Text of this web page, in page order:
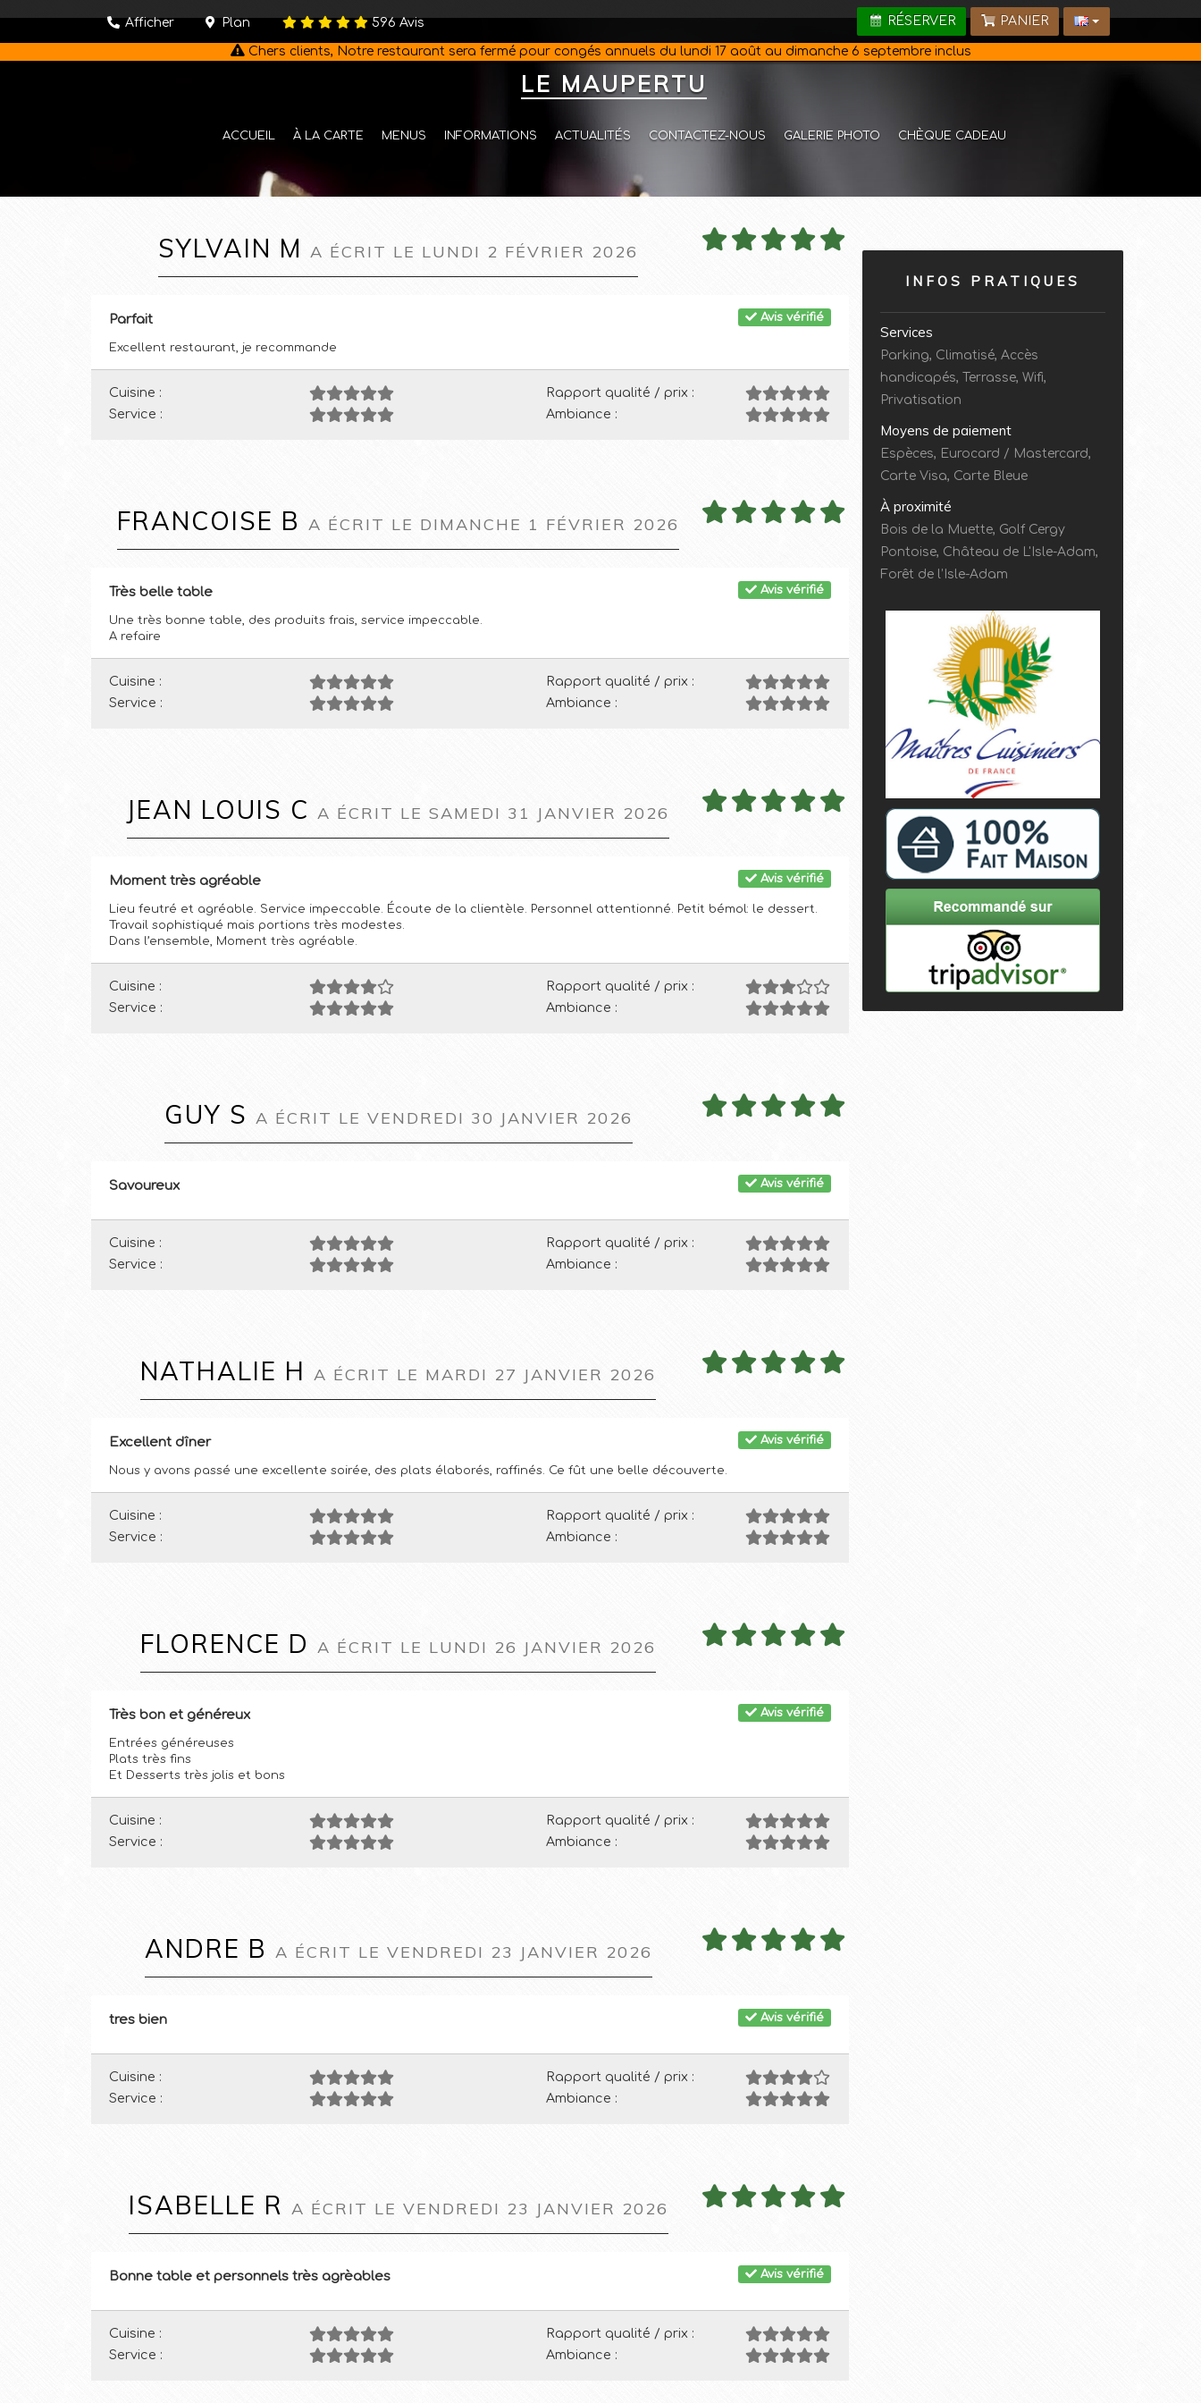
PANIER
RÉSERVER
Afficher Plan 596 Avis
Chers clients, Notre restaurant sera fermé pour congés annuels du lundi 17 août au dimanche 6 septembre inclus
LE MAUPERTU
ACCUEIL À LA CARTE MENUS INFORMATIONS ACTUALITÉS CONTACTEZ-NOUS GALERIE PHOTO CHÈQUE CADEAU
SYLVAIN M A ÉCRIT LE LUNDI 2 FÉVRIER 2026
Avis vérifié
Parfait
Excellent restaurant, je recommande
Cuisine :
Rapport qualité / prix :
Service :
Ambiance :
FRANCOISE B A ÉCRIT LE DIMANCHE 1 FÉVRIER 2026
Avis vérifié
Très belle table
Une très bonne table, des produits frais, service impeccable.
A refaire
Cuisine :
Rapport qualité / prix :
Service :
Ambiance :
JEAN LOUIS C A ÉCRIT LE SAMEDI 31 JANVIER 2026
Avis vérifié
Moment très agréable
Lieu feutré et agréable. Service impeccable. Écoute de la clientèle. Personnel attentionné. Petit bémol: le dessert.
Travail sophistiqué mais portions très modestes.
Dans l’ensemble, Moment très agréable.
Cuisine :
Rapport qualité / prix :
Service :
Ambiance :
GUY S A ÉCRIT LE VENDREDI 30 JANVIER 2026
Avis vérifié
Savoureux
Cuisine :
Rapport qualité / prix :
Service :
Ambiance :
NATHALIE H A ÉCRIT LE MARDI 27 JANVIER 2026
Avis vérifié
Excellent dîner
Nous y avons passé une excellente soirée, des plats élaborés, raffinés. Ce fût une belle découverte.
Cuisine :
Rapport qualité / prix :
Service :
Ambiance :
FLORENCE D A ÉCRIT LE LUNDI 26 JANVIER 2026
Avis vérifié
Très bon et généreux
Entrées généreuses
Plats très fins
Et Desserts très jolis et bons
Cuisine :
Rapport qualité / prix :
Service :
Ambiance :
ANDRE B A ÉCRIT LE VENDREDI 23 JANVIER 2026
Avis vérifié
tres bien
Cuisine :
Rapport qualité / prix :
Service :
Ambiance :
ISABELLE R A ÉCRIT LE VENDREDI 23 JANVIER 2026
Avis vérifié
Bonne table et personnels très agrèables
Cuisine :
Rapport qualité / prix :
Service :
Ambiance :
INFOS PRATIQUES
Services
Parking, Climatisé, Accès
handicapés, Terrasse, Wifi,
Privatisation
Moyens de paiement
Espèces, Eurocard / Mastercard,
Carte Visa, Carte Bleue
À proximité
Bois de la Muette, Golf Cergy
Pontoise, Château de L'Isle-Adam,
Forêt de l’Isle-Adam